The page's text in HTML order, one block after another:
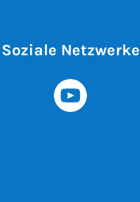
Soziale Netzwerke